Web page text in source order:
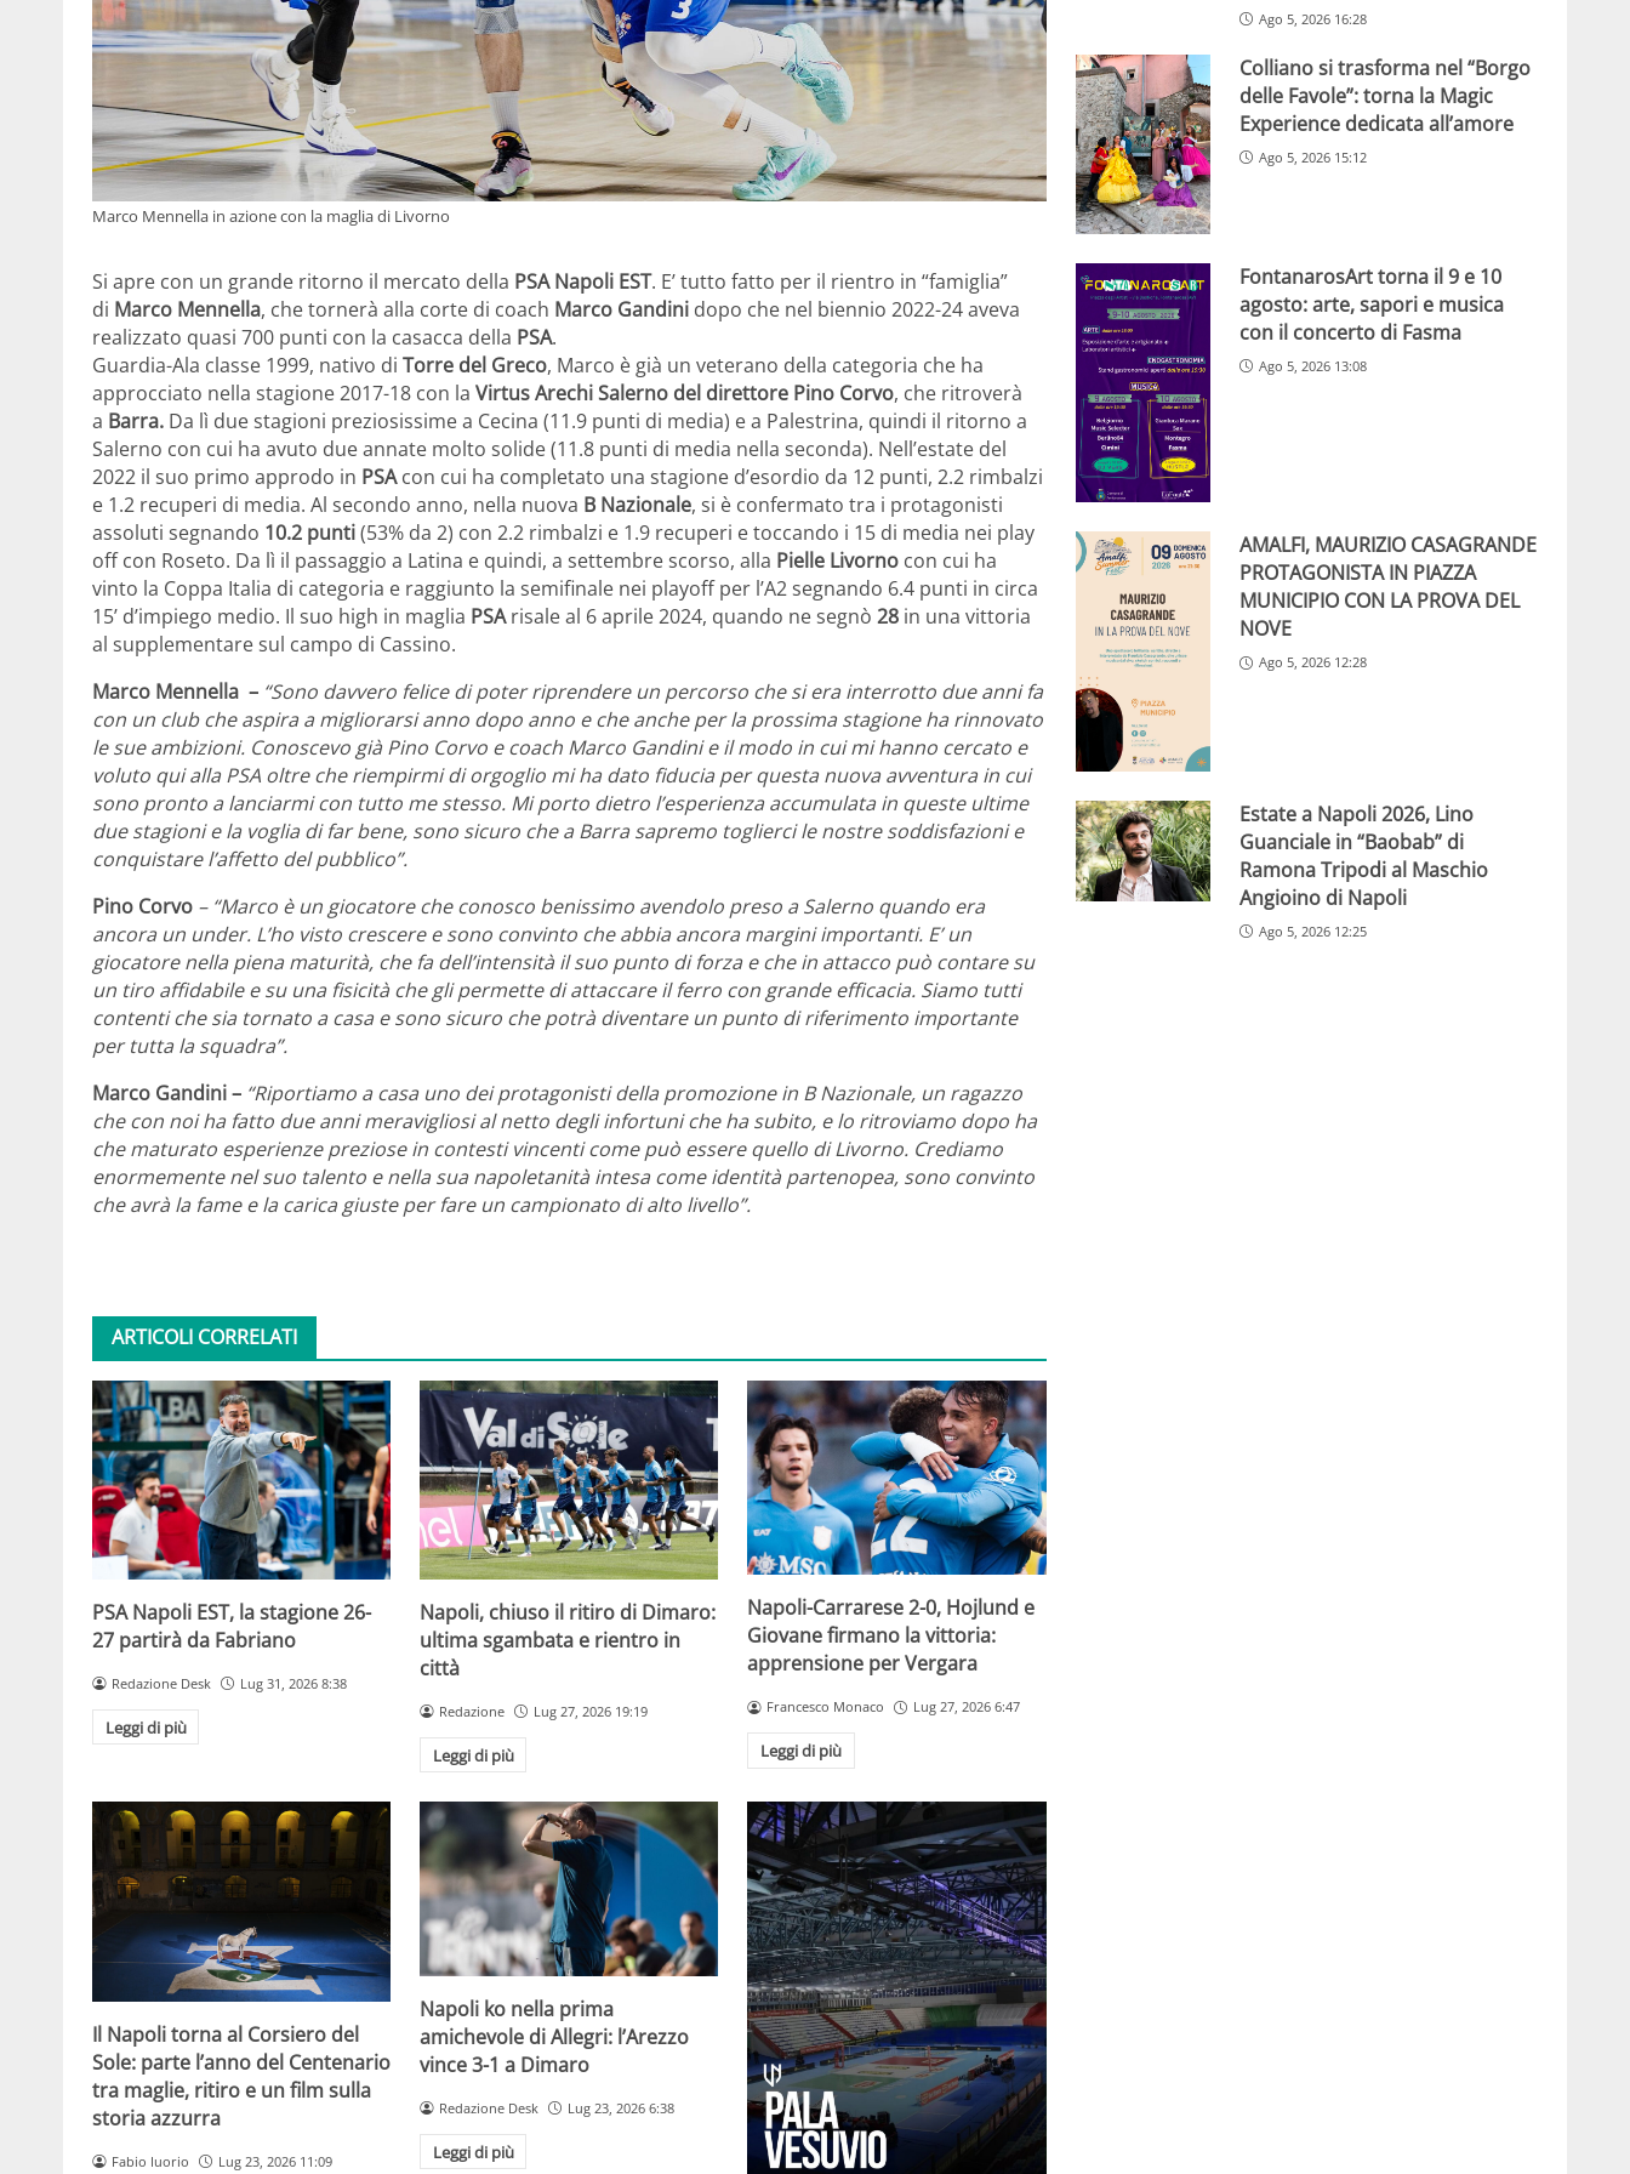
Marco Mennella in azione con la maglia di Livorno
Si apre con un grande ritorno il mercato della PSA Napoli EST. E’ tutto fatto per il rientro in “famiglia”
di Marco Mennella, che tornerà alla corte di coach Marco Gandini dopo che nel biennio 2022-24 aveva
realizzato quasi 700 punti con la casacca della PSA.
Guardia-Ala classe 1999, nativo di Torre del Greco, Marco è già un veterano della categoria che ha
approcciato nella stagione 2017-18 con la Virtus Arechi Salerno del direttore Pino Corvo, che ritroverà
a Barra. Da lì due stagioni preziosissime a Cecina (11.9 punti di media) e a Palestrina, quindi il ritorno a
Salerno con cui ha avuto due annate molto solide (11.8 punti di media nella seconda). Nell’estate del
2022 il suo primo approdo in PSAcon cui ha completato una stagione d’esordio da 12 punti, 2.2 rimbalzi
e 1.2 recuperi di media. Al secondo anno, nella nuova B Nazionale, si è confermato tra i protagonisti
assoluti segnando 10.2 punti(53% da 2) con 2.2 rimbalzi e 1.9 recuperi e toccando i 15 di media nei play
off con Roseto. Da lì il passaggio a Latina e quindi, a settembre scorso, alla Pielle Livorno con cui ha
vinto la Coppa Italia di categoria e raggiunto la semifinale nei playoff per l’A2 segnando 6.4 punti in circa
15’ d’impiego medio. Il suo high in maglia PSArisale al 6 aprile 2024, quando ne segnò 28 in una vittoria
al supplementare sul campo di Cassino.
Marco Mennella – “Sono davvero felice di poter riprendere un percorso che si era interrotto due anni fa
con un club che aspira a migliorarsi anno dopo anno e che anche per la prossima stagione ha rinnovato
le sue ambizioni. Conoscevo già Pino Corvo e coach Marco Gandini e il modo in cui mi hanno cercato e
voluto qui alla PSA oltre che riempirmi di orgoglio mi ha dato fiducia per questa nuova avventura in cui
sono pronto a lanciarmi con tutto me stesso. Mi porto dietro l’esperienza accumulata in queste ultime
due stagioni e la voglia di far bene, sono sicuro che a Barra sapremo toglierci le nostre soddisfazioni e
conquistare l’affetto del pubblico”.
Pino Corvo – “Marco è un giocatore che conosco benissimo avendolo preso a Salerno quando era
ancora un under. L’ho visto crescere e sono convinto che abbia ancora margini importanti. E’ un
giocatore nella piena maturità, che fa dell’intensità il suo punto di forza e che in attacco può contare su
un tiro affidabile e su una fisicità che gli permette di attaccare il ferro con grande efficacia. Siamo tutti
contenti che sia tornato a casa e sono sicuro che potrà diventare un punto di riferimento importante
per tutta la squadra”.
Marco Gandini – “Riportiamo a casa uno dei protagonisti della promozione in B Nazionale, un ragazzo
che con noi ha fatto due anni meravigliosi al netto degli infortuni che ha subito, e lo ritroviamo dopo ha
che maturato esperienze preziose in contesti vincenti come può essere quello di Livorno. Crediamo
enormemente nel suo talento e nella sua napoletanità intesa come identità partenopea, sono convinto
che avrà la fame e la carica giuste per fare un campionato di alto livello”.
ARTICOLI CORRELATI
PSA Napoli EST, la stagione 26-
27 partirà da Fabriano
Redazione Desk Lug 31, 2026 8:38
Leggi di più
Napoli, chiuso il ritiro di Dimaro:
ultima sgambata e rientro in
città
Redazione Lug 27, 2026 19:19
Leggi di più
Napoli-Carrarese 2-0, Hojlund e
Giovane firmano la vittoria:
apprensione per Vergara
Francesco Monaco Lug 27, 2026 6:47
Leggi di più
Il Napoli torna al Corsiero del
Sole: parte l’anno del Centenario
tra maglie, ritiro e un film sulla
storia azzurra
Fabio Iuorio Lug 23, 2026 11:09
Napoli ko nella prima
amichevole di Allegri: l’Arezzo
vince 3-1 a Dimaro
Redazione Desk Lug 23, 2026 6:38
Leggi di più
Ago 5, 2026 16:28
Colliano si trasforma nel “Borgo
delle Favole”: torna la Magic
Experience dedicata all’amore
Ago 5, 2026 15:12
FontanarosArt torna il 9 e 10
agosto: arte, sapori e musica
con il concerto di Fasma
Ago 5, 2026 13:08
AMALFI, MAURIZIO CASAGRANDE
PROTAGONISTA IN PIAZZA
MUNICIPIO CON LA PROVA DEL
NOVE
Ago 5, 2026 12:28
Estate a Napoli 2026, Lino
Guanciale in “Baobab” di
Ramona Tripodi al Maschio
Angioino di Napoli
Ago 5, 2026 12:25